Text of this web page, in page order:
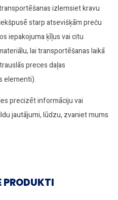
izlemsiet kravu
starp atsevišķām preču
iepakojuma ķīļus vai citu
lai transportēšanas laikā
preces daļas
elementi).
precizēt informāciju vai
jautājumi, lūdzu, zvaniet mums
PRODUKTI